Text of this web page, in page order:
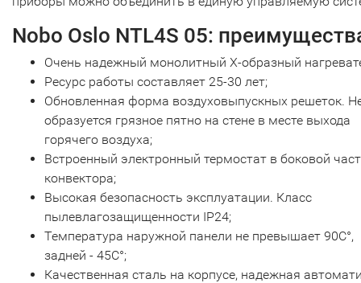
Nobo Oslo NTL4S 05:
Очень надежный монолитный Х-образный
Ресурс работы составляет 25-30 лет;
Обновленная форма воздуховыпускных решеток.
образуется грязное пятно на стене в месте выхода
горячего воздуха;
Встроенный электронный термостат в боковой
конвектора;
Высокая безопасность эксплуатации. Класс
пылевлагозащищенности IP24;
Температура наружной панели не превышает 90С°,
задней - 45С°;
Качественная сталь на корпусе, надежная